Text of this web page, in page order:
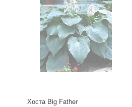
Хоста Big Father